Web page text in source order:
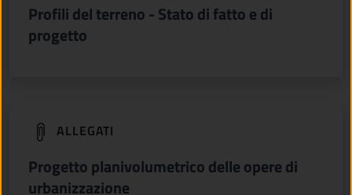
Profili del terreno - Stato di fatto e di
progetto
ALLEGATI
Progetto planivolumetrico delle opere di
urbanizzazione
(apre in un'altra scheda).